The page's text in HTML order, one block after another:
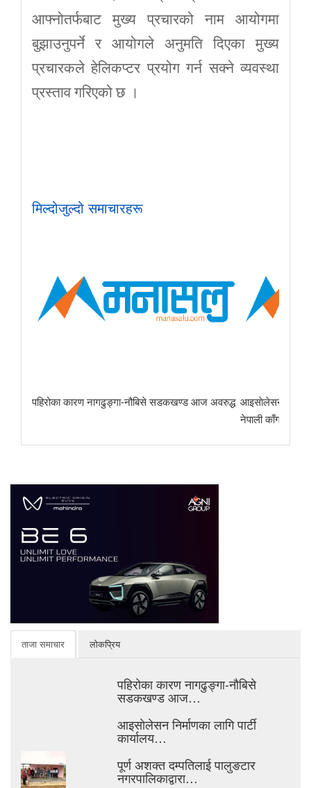
आफ्नोतर्फबाट मुख्य प्रचारको नाम आयोगमा
बुझाउनुपर्ने र आयोगले अनुमति दिएका मुख्य
प्रचारकले हेलिकप्टर प्रयोग गर्न सक्ने व्यवस्था
प्रस्ताव गरिएको छ ।
मिल्दोजुल्दो समाचारहरू
पहिरोका कारण नागढुङ्गा-नौबिसे सडकखण्ड आज अवरुद्ध आइसाेलेसन
नेपाली काँग्रेस
ताजा समाचार लोकप्रिय
पहिरोका कारण नागढुङ्गा-नौबिसे
सडकखण्ड आज…
आइसाेलेसन निर्माणका लागि पार्टी
कार्यालय…
पूर्ण अशक्त दम्पतिलाई पालुङटार
नगरपालिकाद्वारा…